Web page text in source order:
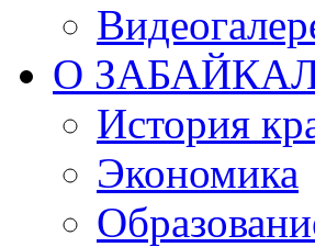
О
История
Экономика